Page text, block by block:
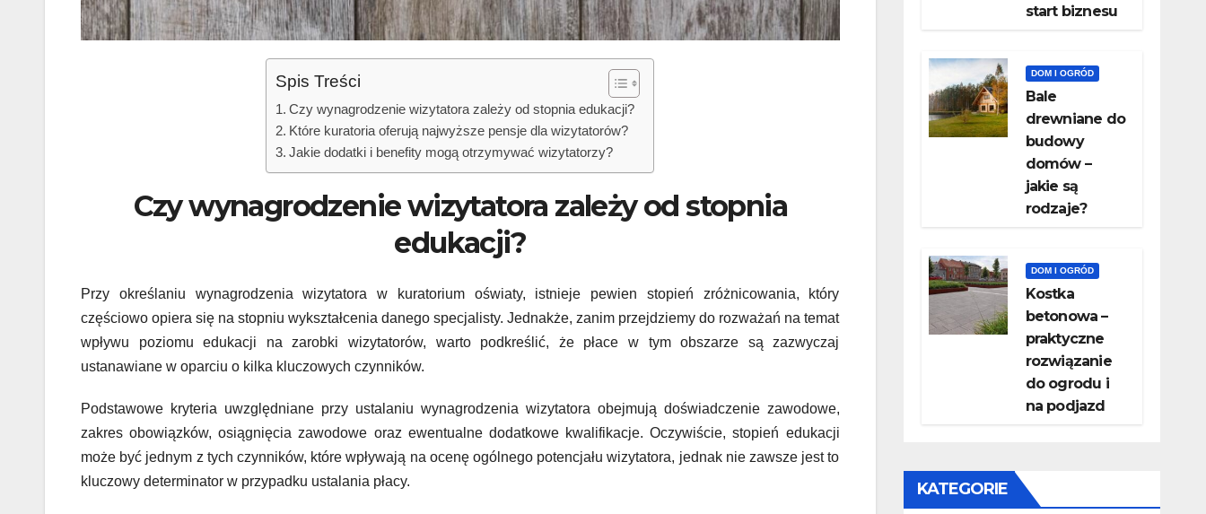
Spis Treści
Czy wynagrodzenie wizytatora zależy od stopnia edukacji?
Które kuratoria oferują najwyższe pensje dla wizytatorów?
Jakie dodatki i benefity mogą otrzymywać wizytatorzy?
Czy wynagrodzenie wizytatora zależy od stopnia
edukacji?
Przy określaniu wynagrodzenia wizytatora w kuratorium oświaty, istnieje pewien stopień zróżnicowania, który
częściowo opiera się na stopniu wykształcenia danego specjalisty. Jednakże, zanim przejdziemy do rozważań na temat
wpływu poziomu edukacji na zarobki wizytatorów, warto podkreślić, że płace w tym obszarze są zazwyczaj
ustanawiane w oparciu o kilka kluczowych czynników.
Podstawowe kryteria uwzględniane przy ustalaniu wynagrodzenia wizytatora obejmują doświadczenie zawodowe,
zakres obowiązków, osiągnięcia zawodowe oraz ewentualne dodatkowe kwalifikacje. Oczywiście, stopień edukacji
może być jednym z tych czynników, które wpływają na ocenę ogólnego potencjału wizytatora, jednak nie zawsze jest to
kluczowy determinator w przypadku ustalania płacy.
start biznesu
DOM I OGRÓD
Bale
drewniane do
budowy
domów –
jakie są
rodzaje?
DOM I OGRÓD
Kostka
betonowa –
praktyczne
rozwiązanie
do ogrodu i
na podjazd
KATEGORIE